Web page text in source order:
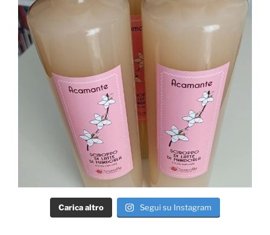
Carica altro Segui su Instagram